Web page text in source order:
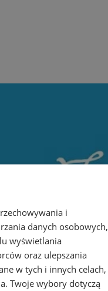
i
danych osobowych,
wyświetlania
oraz ulepszania
w tych i innych celach,
Twoje wybory dotyczą